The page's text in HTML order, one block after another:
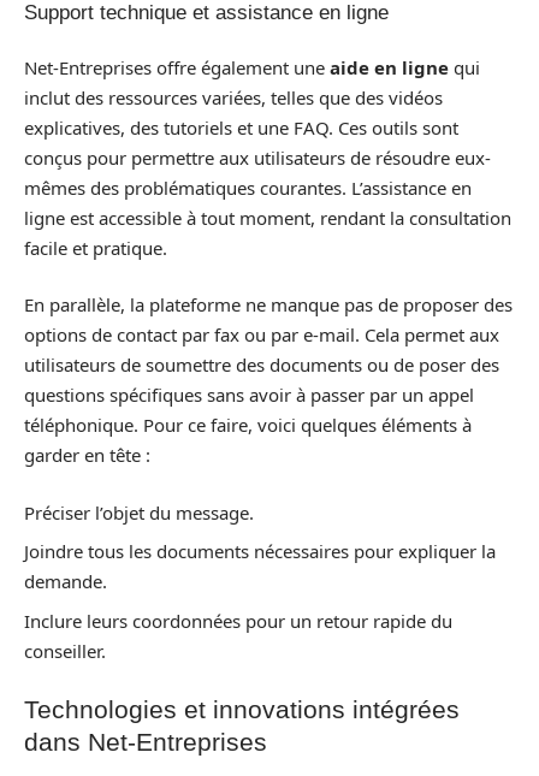
Support technique et assistance en ligne
Net-Entreprises offre également une aide en ligne qui
inclut des ressources variées, telles que des vidéos
explicatives, des tutoriels et une FAQ. Ces outils sont
conçus pour permettre aux utilisateurs de résoudre eux-
mêmes des problématiques courantes. L’assistance en
ligne est accessible à tout moment, rendant la consultation
facile et pratique.
En parallèle, la plateforme ne manque pas de proposer des
options de contact par fax ou par e-mail. Cela permet aux
utilisateurs de soumettre des documents ou de poser des
questions spécifiques sans avoir à passer par un appel
téléphonique. Pour ce faire, voici quelques éléments à
garder en tête :
Préciser l’objet du message.
Joindre tous les documents nécessaires pour expliquer la
demande.
Inclure leurs coordonnées pour un retour rapide du
conseiller.
Technologies et innovations intégrées
dans Net-Entreprises